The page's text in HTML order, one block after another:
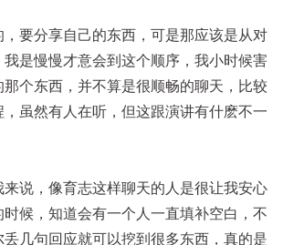
，要分享自己的东西，可是那应该是从对
是慢慢才意会到这个顺序，我小时候害
个东西，并不算是很顺畅的聊天，比较
虽然有人在听，但这跟演讲有什麽不一
来说，像育志这样聊天的人是很让我安心
候，知道会有一个人一直填补空白，不
几句回应就可以挖到很多东西，真的是